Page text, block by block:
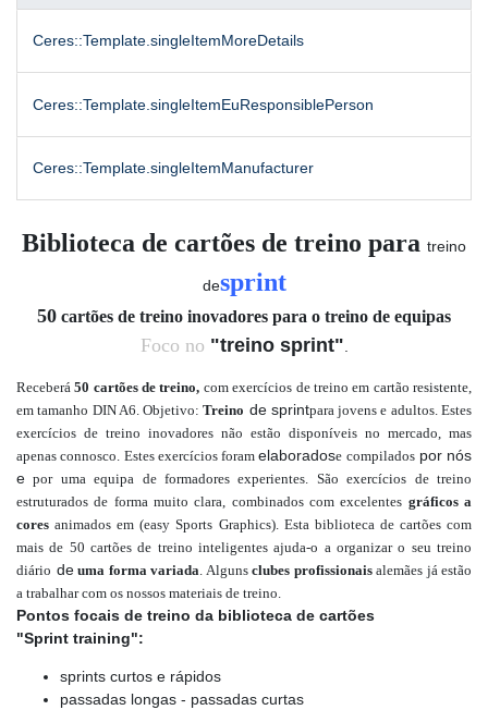
Ceres::Template.singleItemMoreDetails
Ceres::Template.singleItemEuResponsiblePerson
Ceres::Template.singleItemManufacturer
Biblioteca de cartões de treino para treino
desprint
50 cartões de treino inovadores para o treino de equipas
Foco no "treino sprint"
Receberá50 cartões de treino, com exercícios de treino em cartão resistente,
em tamanho DIN A6. Objetivo:Treino de sprintpara jovens e adultos. Estes
exercícios de treino inovadores não estão disponíveis no mercado, mas
apenas connosco. Estes exercícios foramelaboradose compiladospor nós
e por umaequipa de formadores experientes. São exercícios de treino
estruturados de forma muito clara, combinados comexcelentes gráficos a
cores animados em (easy Sports Graphics).Esta biblioteca de cartões com
mais de 50 cartões de treino inteligentes ajuda-o a organizar o seu treino
diário de uma forma variada. Algunsclubes profissionaisalemães já estão
a trabalhar com os nossos materiais de treino.
Pontos focais de treino da biblioteca de cartões
"Sprint training":
sprints curtos e rápidos
passadas longas - passadas curtas